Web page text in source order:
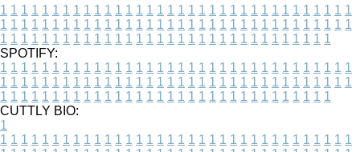
1 1 1 1 1 1 1 1 1 1 1 1 1 1 1 1 1 1 1 1 1 1 1 1 1 1 1 1 1 1 1 1 1 1
1 1 1 1 1 1 1 1 1 1 1 1 1 1 1 1 1 1 1 1 1 1 1 1 1 1 1 1 1 1 1 1 1 1
1 1 1 1 1 1 1 1 1 1 1 1 1 1 1 1 1 1 1 1 1 1 1 1 1 1 1 1 1 1 1 1
SPOTIFY:
1 1 1 1 1 1 1 1 1 1 1 1 1 1 1 1 1 1 1 1 1 1 1 1 1 1 1 1 1 1 1 1 1 1
1 1 1 1 1 1 1 1 1 1 1 1 1 1 1 1 1 1 1 1 1 1 1 1 1 1 1 1 1 1 1 1 1 1
1 1 1 1 1 1 1 1 1 1 1 1 1 1 1 1 1 1 1 1 1 1 1 1 1 1 1 1 1 1 1 1
CUTTLY BIO:
1
1 1 1 1 1 1 1 1 1 1 1 1 1 1 1 1 1 1 1 1 1 1 1 1 1 1 1 1 1 1 1 1 1 1